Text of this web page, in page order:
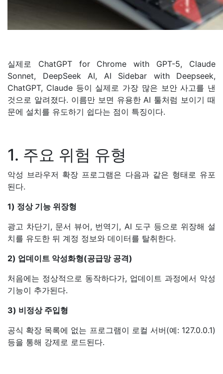
실제로 ChatGPT for Chrome with GPT-5, Claude
Sonnet, DeepSeek AI, AI Sidebar with Deepseek,
ChatGPT, Claude 등이 실제로 가장 많은 보안 사고를 낸
것으로 알려졌다. 이름만 보면 유용한 AI 툴처럼 보이기 때
문에 설치를 유도하기 쉽다는 점이 특징이다.
1. 주요 위험 유형
악성 브라우저 확장 프로그램은 다음과 같은 형태로 유포
된다.
1) 정상 기능 위장형
광고 차단기, 문서 뷰어, 번역기, AI 도구 등으로 위장해 설
치를 유도한 뒤 계정 정보와 데이터를 탈취한다.
2) 업데이트 악성화형(공급망 공격)
처음에는 정상적으로 동작하다가, 업데이트 과정에서 악성
기능이 추가된다.
3) 비정상 주입형
공식 확장 목록에 없는 프로그램이 로컬 서버(예: 127.0.0.1)
등을 통해 강제로 로드된다.